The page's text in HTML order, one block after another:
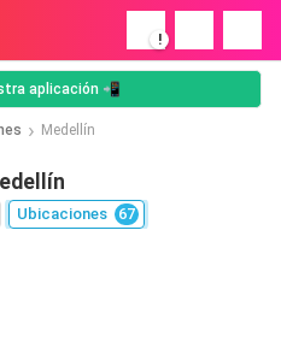
!
aplicación 📲
Medellín
Ubicaciones 67